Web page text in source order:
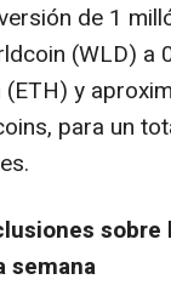
de 1
(WLD) a
y
para un
sobre
semana